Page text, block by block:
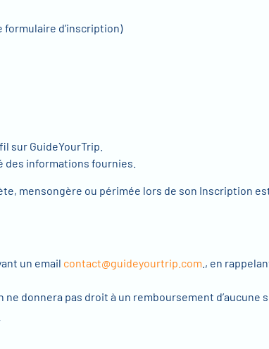
formulaire d’inscription)
sur GuideYourTrip.
des informations fournies.
mensongère ou périmée lors de son Inscription
un email contact@guideyourtrip.com ., en
donnera pas droit à un remboursement d’aucune